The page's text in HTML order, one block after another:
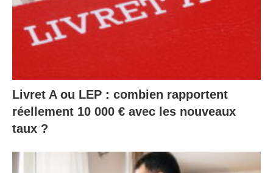
Livret A ou LEP : combien rapportent
réellement 10 000 € avec les nouveaux
taux ?